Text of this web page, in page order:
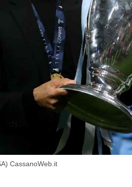
CassanoWeb.it